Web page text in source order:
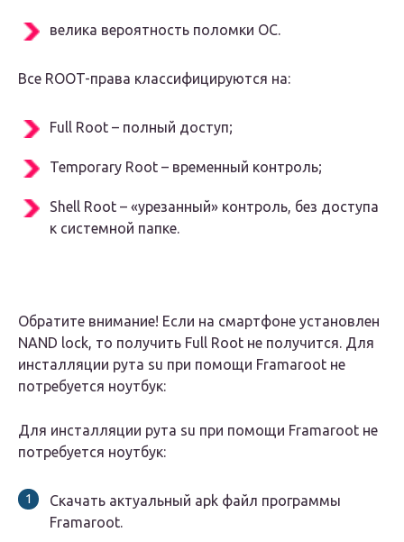
велика вероятность поломки ОС.
Все ROOT-права классифицируются на:
Full Root – полный доступ;
Temporary Root – временный контроль;
Shell Root – «урезанный» контроль, без доступа
к системной папке.
Обратите внимание! Если на смартфоне установлен
NAND lock, то получить Full Root не получится. Для
инсталляции рута su при помощи Framaroot не
потребуется ноутбук:
Для инсталляции рута su при помощи Framaroot не
потребуется ноутбук:
Скачать актуальный apk файл программы
Framaroot.